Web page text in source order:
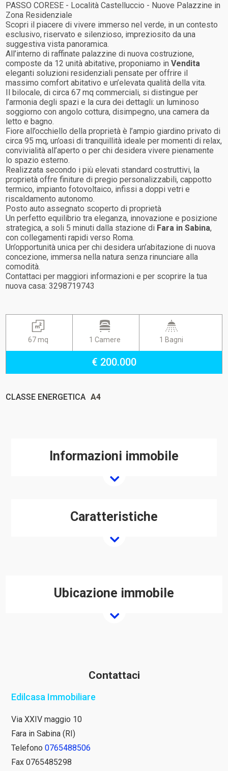
PASSO CORESE - Località Castelluccio - Nuove Palazzine in
Zona Residenziale
Scopri il piacere di vivere immerso nel verde, in un contesto
esclusivo, riservato e silenzioso, impreziosito da una
suggestiva vista panoramica.
All’interno di raffinate palazzine di nuova costruzione,
composte da 12 unità abitative, proponiamo inVendita
eleganti soluzioni residenziali pensate per offrire il
massimo comfort abitativo e un’elevata qualità della vita.
Il bilocale, di circa 67 mq commerciali, si distingue per
l’armonia degli spazi e la cura dei dettagli: un luminoso
soggiorno con angolo cottura, disimpegno, una camera da
letto e bagno.
Fiore all’occhiello della proprietà è l’ampio giardino privato di
circa 95 mq, un’oasi di tranquillità ideale per momenti di relax,
convivialità all’aperto o per chi desidera vivere pienamente
lo spazio esterno.
Realizzata secondo i più elevati standard costruttivi, la
proprietà offre finiture di pregio personalizzabili, cappotto
termico, impianto fotovoltaico, infissi a doppi vetri e
riscaldamento autonomo.
Posto auto assegnato scoperto di proprietà
Un perfetto equilibrio tra eleganza, innovazione e posizione
strategica, a soli 5 minuti dalla stazione di Fara in Sabina,
con collegamenti rapidi verso Roma.
Un’opportunità unica per chi desidera un’abitazione di nuova
concezione, immersa nella natura senza rinunciare alla
comodità.
Contattaci per maggiori informazioni e per scoprire la tua
nuova casa: 3298719743
67 mq 1 Camere 1 Bagni
€ 200.000
CLASSE ENERGETICA A4
Informazioni immobile
Caratteristiche
Ubicazione immobile
Contattaci
Edilcasa Immobiliare
Via XXIV maggio 10
Fara in Sabina (RI)
Telefono 0765488506
Fax 0765485298